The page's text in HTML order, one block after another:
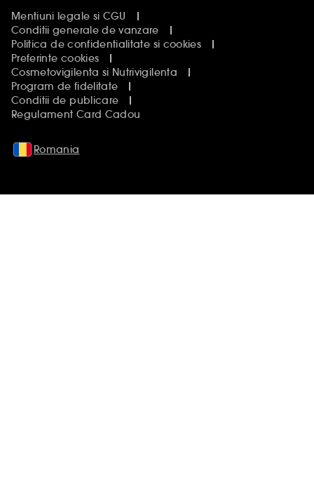
Mentiuni legale si CGU
Conditii generale de vanzare
Politica de confidentialitate si cookies
Preferinte cookies
Cosmetovigilenta si Nutrivigilenta
Program de fidelitate
Conditii de publicare
Regulament Card Cadou
Romania